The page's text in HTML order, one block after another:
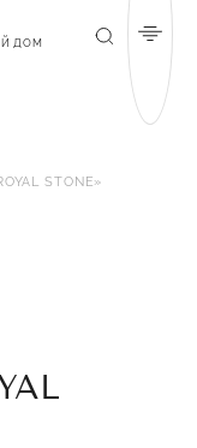
ДОМ Поиск
STONE»